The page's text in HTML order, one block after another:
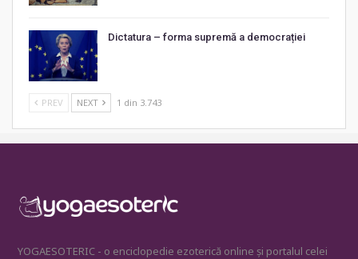
Dictatura – forma supremă a democrației
PREV NEXT 1 din 3.743
YOGAESOTERIC - o enciclopedie ezoterică online și portalul celei